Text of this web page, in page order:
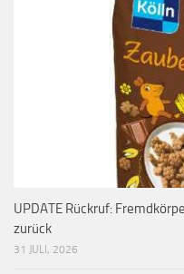
UPDATE Rückruf:
zurück
31 JULI, 2026